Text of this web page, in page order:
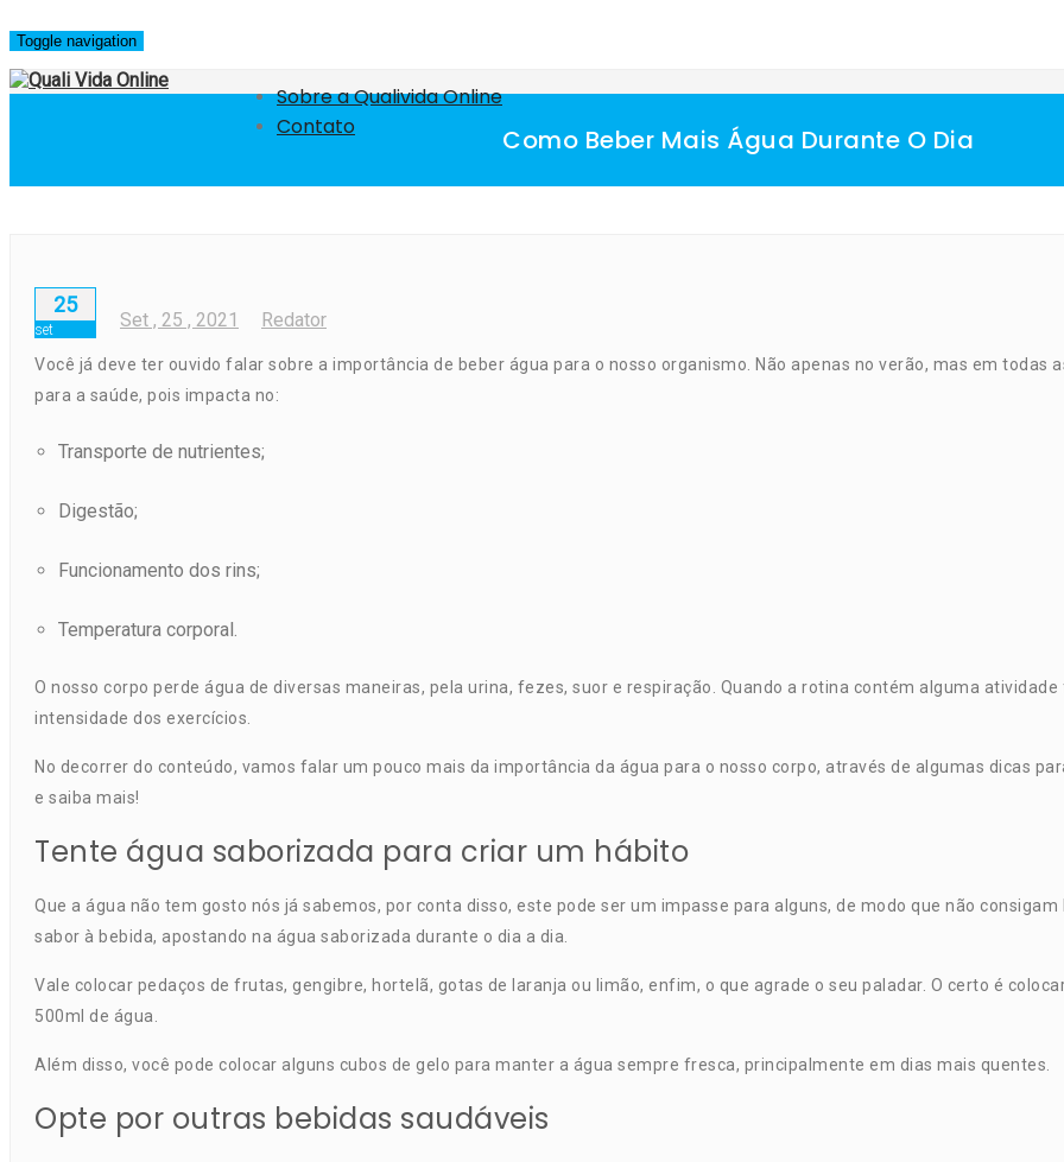
to
content
Toggle navigation
Sobre a Qualivida Online
Contato
Como Beber Mais Água Durante O Dia
25
set Set , 25 , 2021 Redator
Você já deve ter ouvido falar sobre a importância de beber água para o nosso organismo. Não apenas no verão, mas em
para a saúde, pois impacta no:
Transporte de nutrientes;
Digestão;
Funcionamento dos rins;
Temperatura corporal.
O nosso corpo perde água de diversas maneiras, pela urina, fezes, suor e respiração. Quando a rotina contém alguma
intensidade dos exercícios.
No decorrer do conteúdo, vamos falar um pouco mais da importância da água para o nosso corpo, através de algumas dicas
e saiba mais!
Tente água saborizada para criar um hábito
Que a água não tem gosto nós já sabemos, por conta disso, este pode ser um impasse para alguns, de modo que não
sabor à bebida, apostando na água saborizada durante o dia a dia.
Vale colocar pedaços de frutas, gengibre, hortelã, gotas de laranja ou limão, enfim, o que agrade o seu paladar. O certo é
500ml de água.
Além disso, você pode colocar alguns cubos de gelo para manter a água sempre fresca, principalmente em dias mais quentes.
Opte por outras bebidas saudáveis